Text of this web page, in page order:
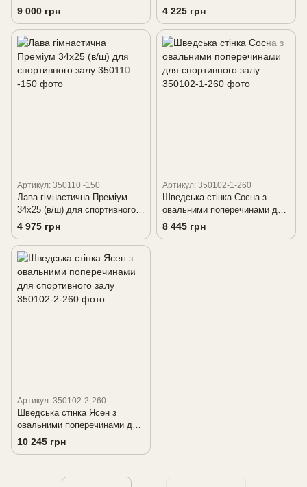
9 000 грн
залу
4 225 грн
Артикул: 350110 -150
Лава гімнастична Преміум
34х25 (в/ш) для спортивного
залу
4 975 грн
Артикул: 350102-1-260
Шведська стінка Сосна з
овальними поперечинами для
спортивного залу
8 445 грн
Артикул: 350102-2-260
Шведська стінка Ясен з
овальними поперечинами для
спортивного залу
10 245 грн